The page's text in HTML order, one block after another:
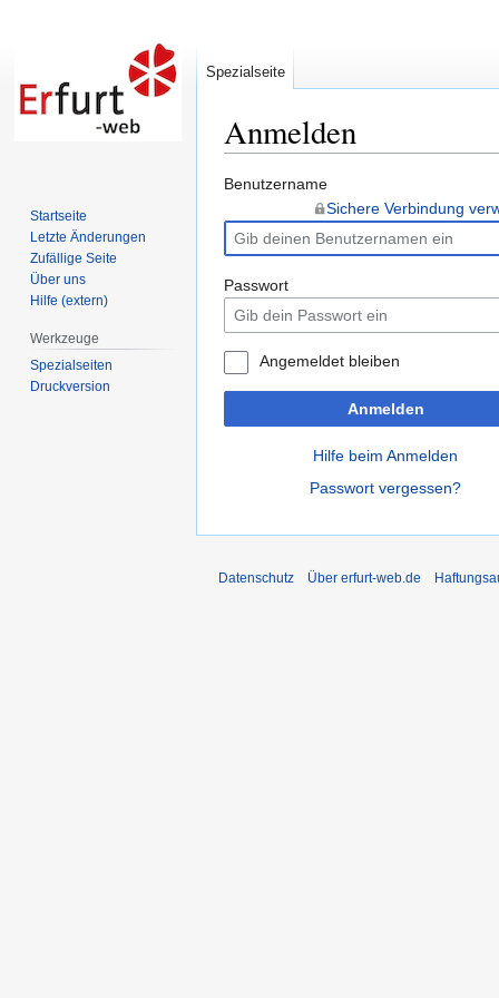
Anmelden
Zur
springen
Zur
springen
Benutzername
Sichere Verbindung
Passwort
Angemeldet bleiben
Anmelden
Hilfe beim Anmelden
Passwort vergessen?
Spezialseite
Startseite
Letzte Änderungen
Zufällige Seite
Über uns
Hilfe (extern)
Werkzeuge
Spezialseiten
Druckversion
Datenschutz Über erfurt-web.de